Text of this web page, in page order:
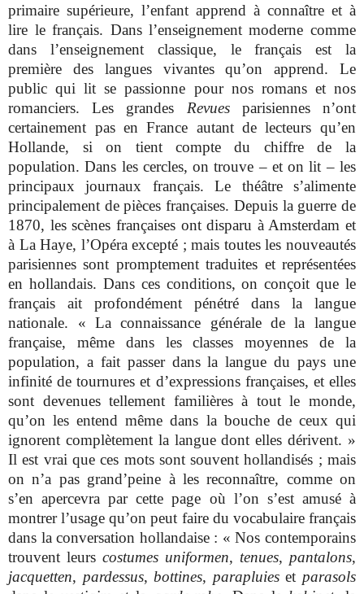
primaire supérieure, l’enfant apprend à connaître et à
lire le français. Dans l’enseignement moderne comme
dans l’enseignement classique, le français est la
première des langues vivantes qu’on apprend. Le
public qui lit se passionne pour nos romans et nos
romanciers. Les grandes Revuesparisiennes n’ont
certainement pas en France autant de lecteurs qu’en
Hollande, si on tient compte du chiffre de la
population. Dans les cercles, on trouve – et on lit – les
principaux journaux français. Le théâtre s’alimente
principalement de pièces françaises. Depuis la guerre de
1870, les scènes françaises ont disparu à Amsterdam et
à La Haye, l’Opéra excepté ; mais toutes les nouveautés
parisiennes sont promptement traduites et représentées
en hollandais. Dans ces conditions, on conçoit que le
français ait profondément pénétré dans la langue
nationale. « La connaissance générale de la langue
française, même dans les classes moyennes de la
population, a fait passer dans la langue du pays une
infinité de tournures et d’expressions françaises, et elles
sont devenues tellement familières à tout le monde,
qu’on les entend même dans la bouche de ceux qui
ignorent complètement la langue dont elles dérivent. »
Il est vrai que ces mots sont souvent hollandisés ; mais
on n’a pas grand’peine à les reconnaître, comme on
s’en apercevra par cette page où l’on s’est amusé à
montrer l’usage qu’on peut faire du vocabulaire français
dans la conversation hollandaise : « Nos contemporains
trouvent leurscostumes uniformen, tenues, pantalons,
jacquetten, pardessus,bottines, parapluieset parasols